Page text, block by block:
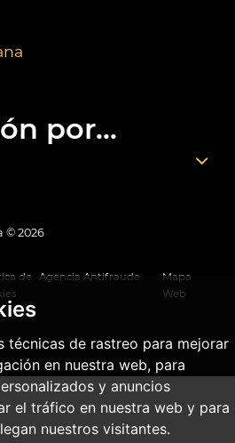
técnicas de rastreo para mejorar
en nuestra web, para
y anuncios
el tráfico en nuestra web y para
nuestros visitantes.
por...
© 2026
de
Agencia Antifraude
Mapa
Web